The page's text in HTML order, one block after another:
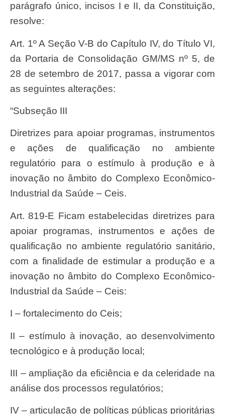
parágrafo único, incisos I e II, da Constituição,
resolve:
Art. 1º A Seção V-B do Capítulo IV, do Título VI,
da Portaria de Consolidação GM/MS nº 5, de
28 de setembro de 2017, passa a vigorar com
as seguintes alterações:
“Subseção III
Diretrizes para apoiar programas, instrumentos
e ações de qualificação no ambiente
regulatório para o estímulo à produção e à
inovação no âmbito do Complexo Econômico-
Industrial da Saúde – Ceis.
Art. 819-E Ficam estabelecidas diretrizes para
apoiar programas, instrumentos e ações de
qualificação no ambiente regulatório sanitário,
com a finalidade de estimular a produção e a
inovação no âmbito do Complexo Econômico-
Industrial da Saúde – Ceis:
I – fortalecimento do Ceis;
II – estímulo à inovação, ao desenvolvimento
tecnológico e à produção local;
III – ampliação da eficiência e da celeridade na
análise dos processos regulatórios;
IV – articulação de políticas públicas prioritárias